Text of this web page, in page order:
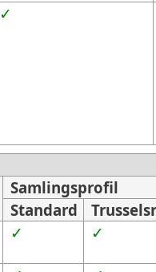
✓
Samlingsprofil
Standard
✓ ✓